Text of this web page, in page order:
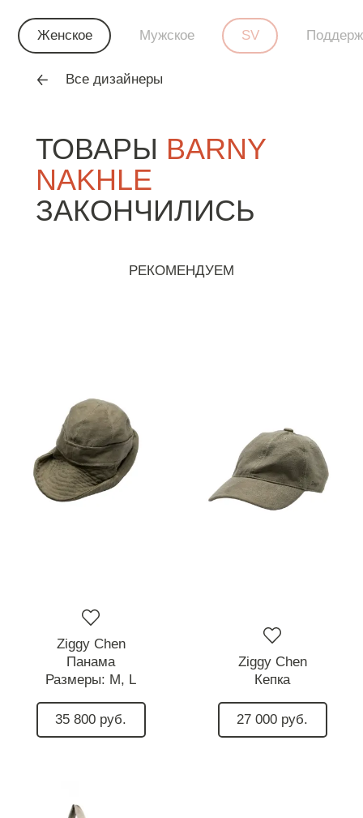
ТОВАРЫ BARNY
NAKHLE
ЗАКОНЧИЛИСЬ
РЕКОМЕНДУЕМ
Ziggy Chen
Панама
Размеры: M, L
35 800 руб.
Ziggy Chen
Кепка
27 000 руб.
Женское Мужское SV
Все дизайнеры